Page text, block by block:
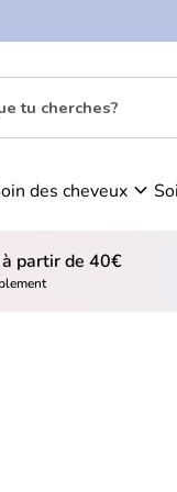
des cheveux expand_more
partir de 40€